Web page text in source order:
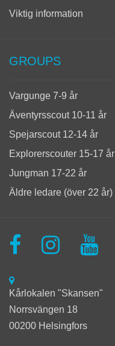
Viktig information
GROUPS
Vargunge 7-9 år
Äventyrsscout 10-11 år
Spejarscout 12-14 år
Explorerscouter 15-17 år
Jungman 17-22 år
Äldre ledare (över 22 år)
Kårlokalen "Skansen"
Norrsvängen 18
00200 Helsingfors